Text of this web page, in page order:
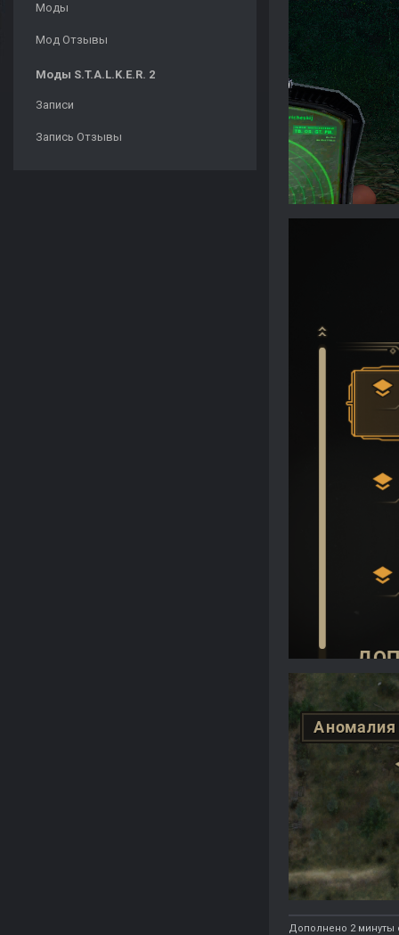
Моды
Мод Отзывы
Моды S.T.A.L.K.E.R. 2
Записи
Запись Отзывы
Дополнено 2 минуты